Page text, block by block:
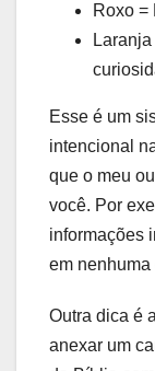
Roxo =
Esse é um
intencional
que o meu
você. Por
informações
em
Outra dica é
anexar um